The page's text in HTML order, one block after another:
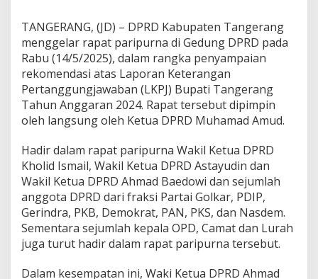
a
n
5
5
R
e
k
o
e
n
d
a
s
i
t
a
L
TANGERANG, (JD) – DPRD Kabupaten Tangerang
menggelar rapat paripurna di Gedung DPRD pada
Rabu (14/5/2025), dalam rangka penyampaian
rekomendasi atas Laporan Keterangan
Pertanggungjawaban (LKPJ) Bupati Tangerang
Tahun Anggaran 2024. Rapat tersebut dipimpin
oleh langsung oleh Ketua DPRD Muhamad Amud.
Hadir dalam rapat paripurna Wakil Ketua DPRD
Kholid Ismail, Wakil Ketua DPRD Astayudin dan
Wakil Ketua DPRD Ahmad Baedowi dan sejumlah
anggota DPRD dari fraksi Partai Golkar, PDIP,
Gerindra, PKB, Demokrat, PAN, PKS, dan Nasdem.
Sementara sejumlah kepala OPD, Camat dan Lurah
juga turut hadir dalam rapat paripurna tersebut.
Dalam kesempatan ini, Waki Ketua DPRD Ahmad